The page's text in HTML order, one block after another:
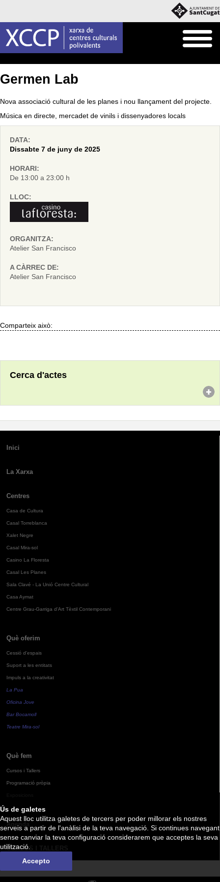
Ús de galetes
Aquest lloc utilitza galetes de tercers per poder millorar els nostres
serveis a partir de l'anàlisi de la teva navegació. Si continues navegant
sense canviar la teva configuració considerarem que acceptes la seva
utilització.
Accepto
Germen Lab
Nova associació cultural de les planes i nou llançament del projecte.
Música en directe, mercadet de vinils i dissenyadores locals
DATA:
Dissabte 7 de juny de 2025
HORARI:
De 13:00 a 23:00 h
LLOC:
ORGANITZA:
Atelier San Francisco
A CÀRREC DE:
Atelier San Francisco
Comparteix això:
Cerca d'actes
Inici
La Xarxa
Centres
Casa de Cultura
Casal Torreblanca
Xalet Negre
Casal Mira-sol
Casino La Floresta
Casal Les Planes
Sala Clavé - La Unió Centre Cultural
Casa Aymat
Centre Grau-Garriga d'Art Tèxtil Contemporani
Què oferim
Cessió d'espais
Suport a les entitats
Impuls a la creativitat
La Pua
Oficina Jove
Bar Bocamoll
Teatre Mira-sol
Què fem
Cursos i Tallers
Programació pròpia
Agenda
CURSOS I TALLERS